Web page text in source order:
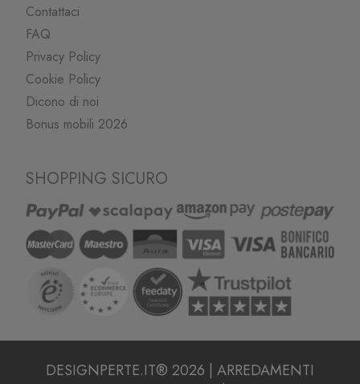
Contattaci
FAQ
Privacy Policy
Cookie Policy
Dicono di noi
Bonus mobili 2026
SHOPPING SICURO
DESIGNPERTE.IT® 2026 | ARREDAMENTI